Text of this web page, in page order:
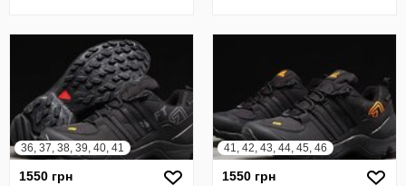
36, 37, 38, 39, 40, 41
1550 грн
41, 42, 43, 44, 45, 46
1550 грн